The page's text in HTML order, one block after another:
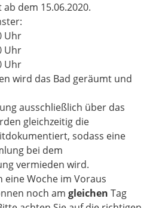
dem 15.06.2020.
Uhr
Uhr
Uhr
wird das Bad geräumt und
ausschließlich über das
gleichzeitig die
sodass eine
bei dem
vermieden wird.
eine Woche im Voraus
noch am gleichen Tag